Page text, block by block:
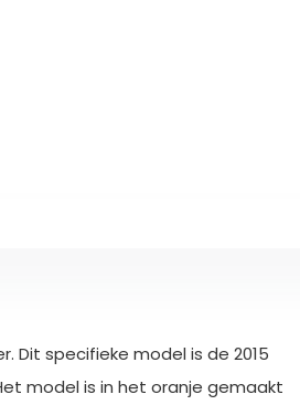
Dit specifieke model is de 2015
model is in het oranje gemaakt